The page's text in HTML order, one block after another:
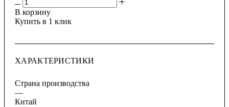
В корзину
Купить в 1 клик
ХАРАКТЕРИСТИКИ
Страна производства
—
Китай